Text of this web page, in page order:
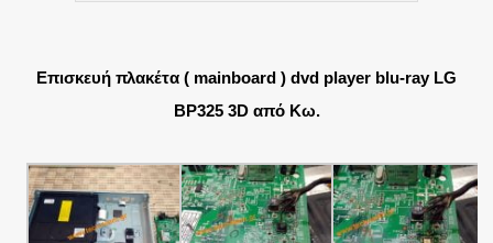
Επισκευή πλακέτα ( mainboard ) dvd player blu-ray LG
BP325 3D από Κω.